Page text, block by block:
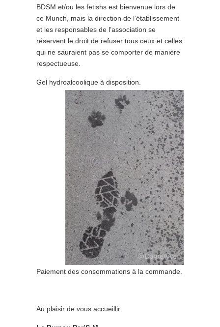
BDSM et/ou les fetishs est bienvenue lors de
ce Munch, mais la direction de l’établissement
et les responsables de l’association se
réservent le droit de refuser tous ceux et celles
qui ne sauraient pas se comporter de manière
respectueuse.
Gel hydroalcoolique à disposition.
Paiement des consommations à la commande.
Au plaisir de vous accueillir,